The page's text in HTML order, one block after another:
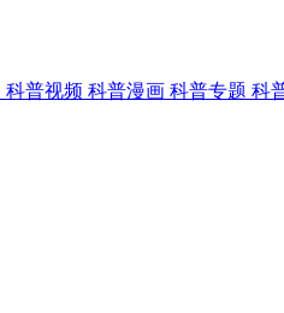
科普视频 科普漫画 科普专题 科